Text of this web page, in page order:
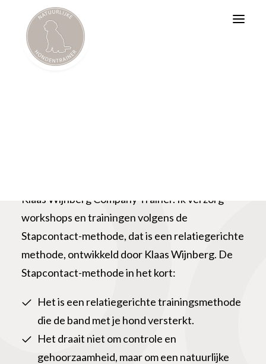
BAT
Psychosociale Hulphond
Klaas Wijnberg Company Trainer. Ik verzorg
workshops en trainingen volgens de
Stapcontact-methode, dat is een relatiegerichte
methode, ontwikkeld door Klaas Wijnberg. De
Stapcontact-methode in het kort:
Het is een relatiegerichte trainingsmethode
die de band met je hond versterkt.
Het draait niet om controle en
gehoorzaamheid, maar om een natuurlijke